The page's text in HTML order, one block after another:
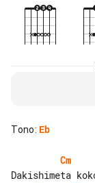
Tono: Eb
Cm